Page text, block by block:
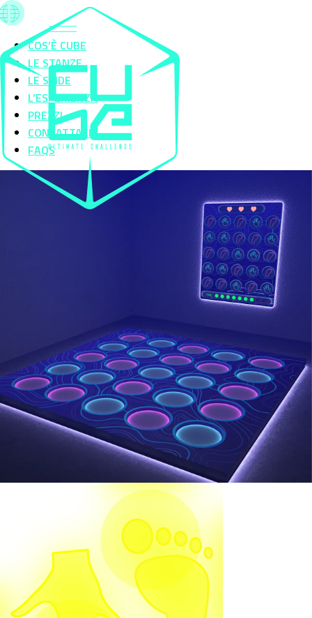
COS’È CUBE
LE STANZE
LE SFIDE
L’ESPERIENZA
PREZZI
CONTATTACI
FAQS